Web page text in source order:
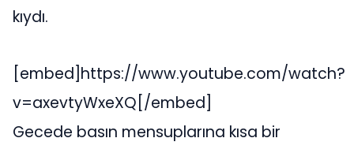
kıydı.
[embed]https://www.youtube.com/watch?
v=axevtyWxeXQ[/embed]
Gecede basın mensuplarına kısa bir